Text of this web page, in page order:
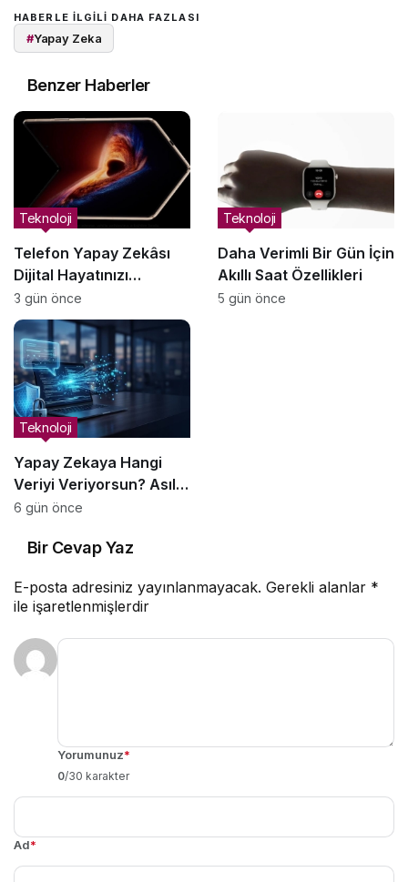
HABERLE ILGILI DAHA FAZLASI
#Yapay Zeka
Benzer Haberler
Telefon Yapay Zekâsı
Dijital Hayatınızı
Yönetmeye Nasıl
Yardımcı Olabilir?
Teknoloji
3 gün önce
Daha Verimli Bir Gün İçin
Akıllı Saat Özellikleri
Teknoloji
5 gün önce
Yapay Zekaya Hangi
Veriyi Veriyorsun? Asıl
Risk Ürettiğin Değil,
Teknoloji
6 gün önce
Bir Cevap Yaz
E-posta adresiniz yayınlanmayacak. Gerekli alanlar *
ile işaretlenmişlerdir
Yorumunuz*
0/30 karakter
Ad*